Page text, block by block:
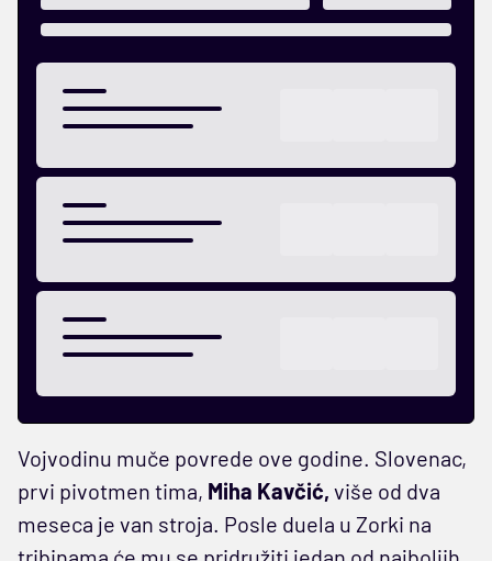
Vojvodinu muče povrede ove godine. Slovenac,
prvi pivotmen tima, Miha Kavčić, više od dva
meseca je van stroja. Posle duela u Zorki na